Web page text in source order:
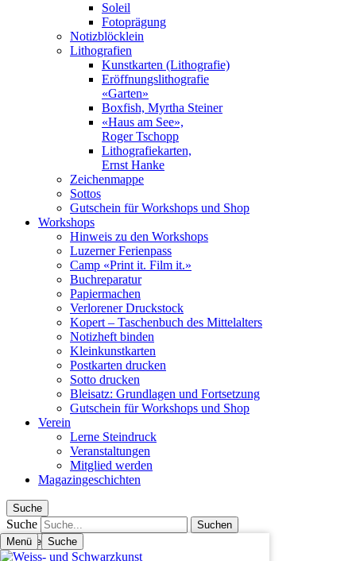
Soleil
Fotoprägung
Notizblöcklein
Lithografien
Kunstkarten (Lithografie)
Eröffnungslithografie
«Garten»
Boxfish, Myrtha Steiner
«Haus am See»,
Roger Tschopp
Lithografiekarten,
Ernst Hanke
Zeichenmappe
Sottos
Gutschein für Workshops und Shop
Workshops
Hinweis zu den Workshops
Luzerner Ferienpass
Camp «Print it. Film it.»
Buchreparatur
Papiermachen
Verlorener Druckstock
Kopert – Taschenbuch des Mittelalters
Notizheft binden
Kleinkunstkarten
Postkarten drucken
Sotto drucken
Bleisatz: Grundlagen und Fortsetzung
Gutschein für Workshops und Shop
Verein
Lerne Steindruck
Veranstaltungen
Mitglied werden
Magazingeschichten
Suche
Suche
Menü Suche
Schliessen